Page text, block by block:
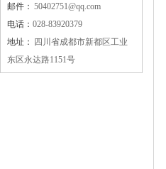
邮件： 50402751@qq.com
电话： 028-83920379
地址：
四川省成都市新都区工业
东区永达路1151号